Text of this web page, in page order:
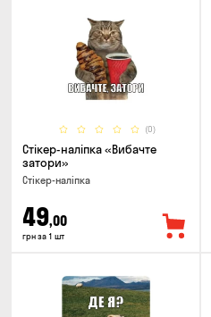
(0)
Стікер-наліпка «Вибачте
затори»
Стікер-наліпка
49,00
грн за 1 шт